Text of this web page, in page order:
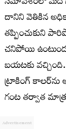
దానిని వెతికిన
తప్పించుకుని
చనిపోయి
బయటకు
ట్రాకింగ్‌
గంట తర్వాత